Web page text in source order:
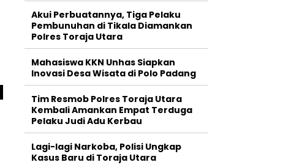
Akui Perbuatannya, Tiga Pelaku
Pembunuhan di Tikala Diamankan
Polres Toraja Utara
Mahasiswa KKN Unhas Siapkan
Inovasi Desa Wisata di Polo Padang
Tim Resmob Polres Toraja Utara
Kembali Amankan Empat Terduga
Pelaku Judi Adu Kerbau
Lagi-lagi Narkoba, Polisi Ungkap
Kasus Baru di Toraja Utara